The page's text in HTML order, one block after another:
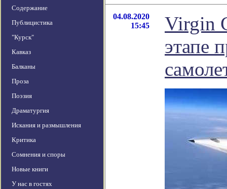
Содержание
Публицистика
"Курск"
Кавказ
Балканы
Проза
Поэзия
Драматургия
Искания и размышления
Критика
Сомнения и споры
Новые книги
У нас в гостях
04.08.2020
15:45
Virgin
этапе